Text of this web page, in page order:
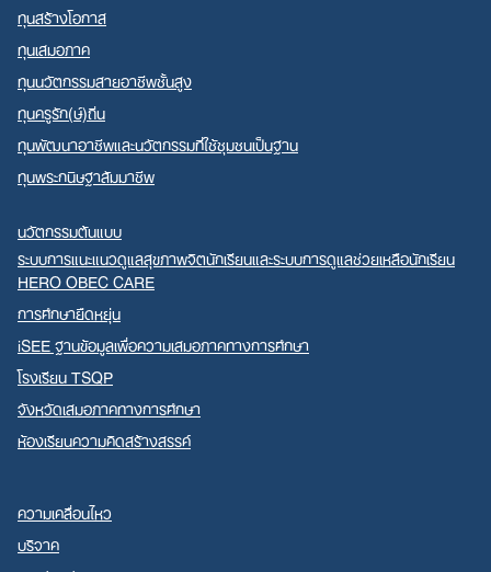
ทุนสร้างโอกาส
ทุนเสมอภาค
ทุนนวัตกรรมสายอาชีพชั้นสูง
ทุนครูรัก(ษ์)ถิ่น
ทุนพัฒนาอาชีพและนวัตกรรมที่ใช้ชุมชนเป็นฐาน
ทุนพระกนิษฐาสัมมาชีพ
นวัตกรรมต้นแบบ
ระบบการแนะแนวดูแลสุขภาพจิตนักเรียนและระบบการดูแลช่วยเหลือนักเรียน
HERO OBEC CARE
การศึกษายืดหยุ่น
iSEE ฐานข้อมูลเพื่อความเสมอภาคทางการศึกษา
โรงเรียน TSQP
จังหวัดเสมอภาคทางการศึกษา
ห้องเรียนความคิดสร้างสรรค์
ความเคลื่อนไหว
บริจาค